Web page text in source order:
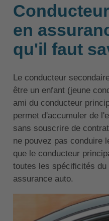
en
qu'il faut
Le conducteur
être un enfant (jeune
ami du conducteur
permet d'accumuler de
sans souscrire de
ne pouvez pas conduire
que le conducteur
toutes les spécificités
assurance auto.